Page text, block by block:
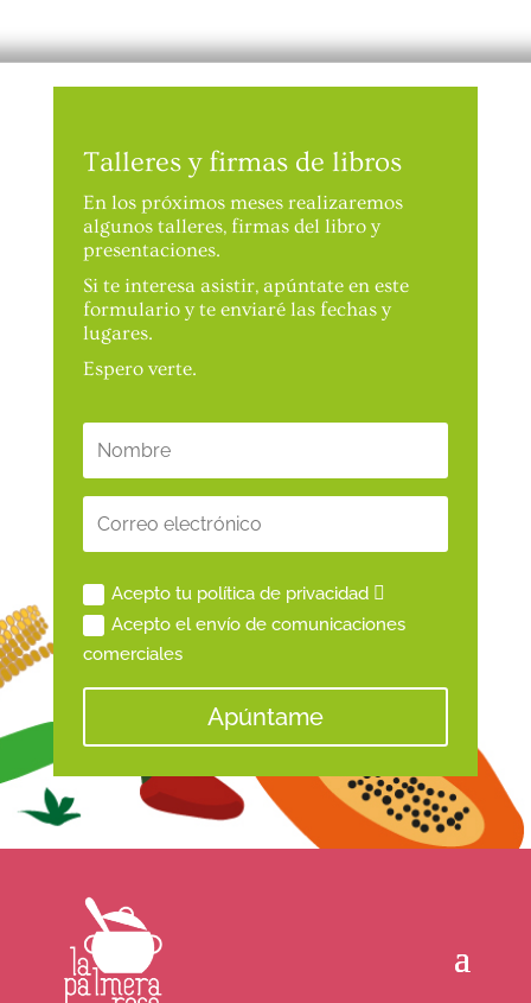
Talleres y firmas de libros
En los próximos meses realizaremos
algunos talleres, firmas del libro y
presentaciones.
Si te interesa asistir, apúntate en este
formulario y te enviaré las fechas y
lugares.
Espero verte.
Acepto tu política de privacidad
Acepto el envío de comunicaciones
comerciales
Apúntame